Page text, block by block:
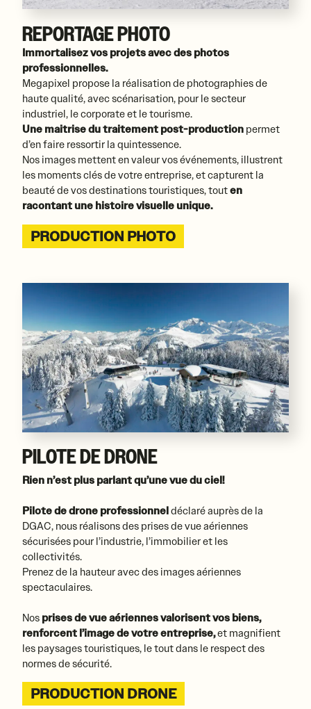
REPORTAGE PHOTO
Immortalisez vos projets avec des photos
professionnelles.
Megapixel propose la réalisation de photographies de
haute qualité, avec scénarisation, pour le secteur
industriel, le corporate et le tourisme.
Une maitrise du traitement post-production permet
d’en faire ressortir la quintessence.
Nos images mettent en valeur vos événements, illustrent
les moments clés de votre entreprise, et capturent la
beauté de vos destinations touristiques, touten
racontant une histoire visuelle unique.
PRODUCTION PHOTO
PILOTE DE DRONE
Rien n’est plus parlant qu’une vue du ciel!
Pilote de drone professionneldéclaré auprès de la
DGAC, nous réalisons des prises de vue aériennes
sécurisées pour l’industrie, l’immobilier et les
collectivités.
Prenez de la hauteur avec des images aériennes
spectaculaires.
Nos prises de vue aériennes valorisent vos biens,
renforcent l’image de votre entreprise,et magnifient
les paysages touristiques, le tout dans le respect des
normes de sécurité.
PRODUCTION DRONE